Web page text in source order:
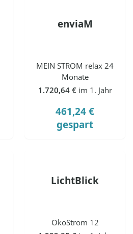
enviaM
MEIN STROM relax 24
Monate
1.720,64 € im 1. Jahr
461,24 €
gespart
LichtBlick
ÖkoStrom 12